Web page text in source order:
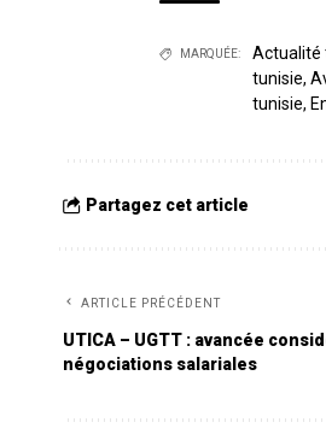
MARQUÉE: Actualité
tunisie,
tunisie,
Partagez cet article
ARTICLE PRÉCÉDENT
UTICA – UGTT : avancée
négociations salariales